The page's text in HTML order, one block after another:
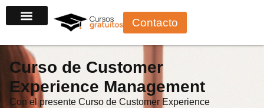
al
Contacto
Curso de Customer
Experience Management
Con el presente Curso de Customer Experience